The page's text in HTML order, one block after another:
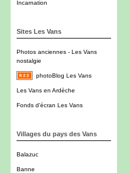
Incarnation
Sites Les Vans
Photos anciennes - Les Vans
nostalgie
photoBlog Les Vans
Les Vans en Ardèche
Fonds d'écran Les Vans
Villages du pays des Vans
Balazuc
Banne